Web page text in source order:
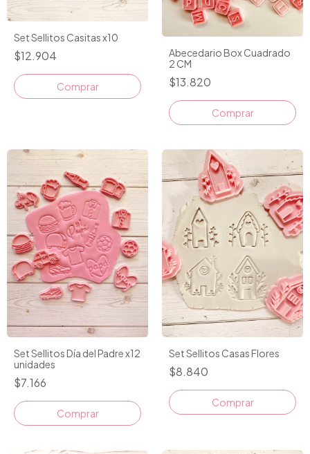
Set Sellitos Casitas x10
$12.904
Abecedario Box Cuadrado
2 CM
$13.820
Set Sellitos Día del Padre x12
unidades
$7.166
Set Sellitos Casas Flores
$8.840